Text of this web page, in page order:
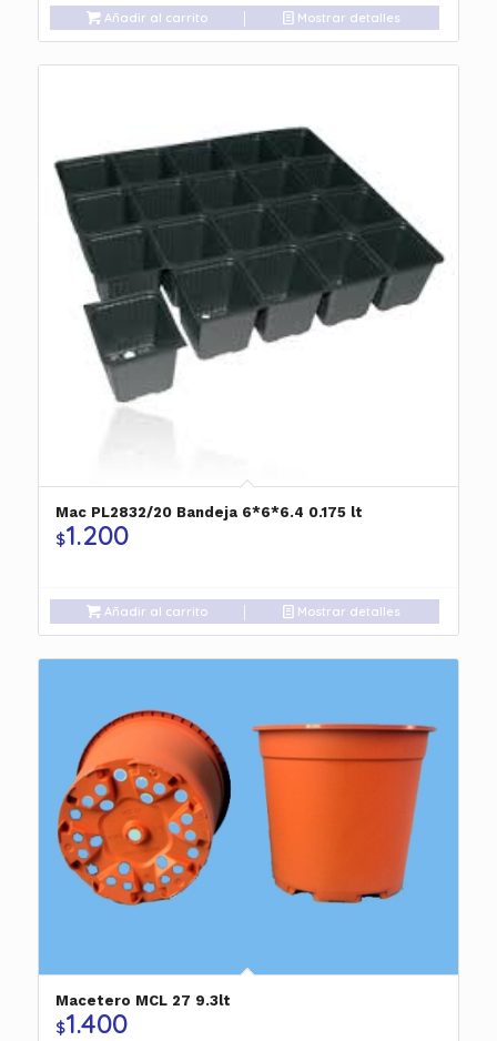
Añadir al carrito Mostrar detalles
Mac PL2832/20 Bandeja 6*6*6.4 0.175 lt
$1.200
Añadir al carrito Mostrar detalles
Macetero MCL 27 9.3lt
$1.400